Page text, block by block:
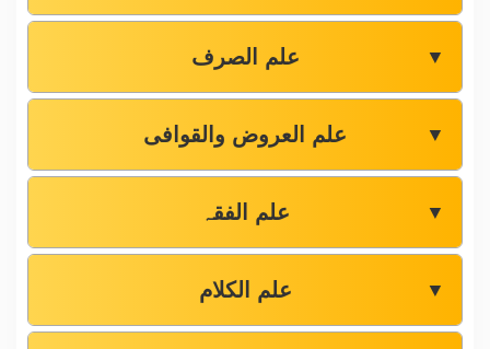
علم الصرف ▼
علم العروض والقوافی ▼
علم الفقہ ▼
علم الکلام ▼